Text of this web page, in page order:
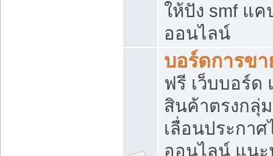
ให้ปัง smf แ
ออนไลน์
บอร์ดการข
ฟรี เว็บบอร์ด
สินค้าตรงกลุ่
เลื่อนประกา
ออนไลน์ แนะ